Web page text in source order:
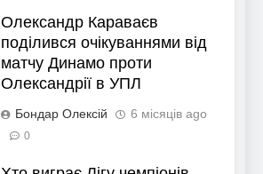
Олександр Караваєв
поділився очікуваннями від
матчу Динамо проти
Олександрії в УПЛ
Бондар Олексій 6 місяців ago
0